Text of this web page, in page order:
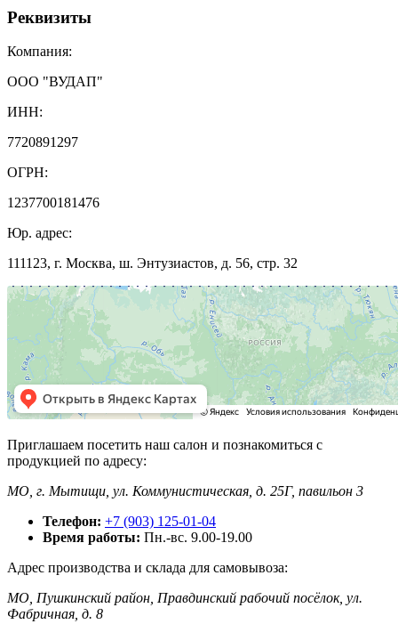
Реквизиты
Компания:
ООО "ВУДАП"
ИНН:
7720891297
ОГРН:
1237700181476
Юр. адрес:
111123, г. Москва, ш. Энтузиастов, д. 56, стр. 32
Приглашаем посетить наш салон и познакомиться с
продукцией по адресу:
МО, г. Мытищи, ул. Коммунистическая, д. 25Г, павильон 3
Телефон: +7 (903) 125-01-04
Время работы: Пн.-вс. 9.00-19.00
Адрес производства и склада для самовывоза:
МО, Пушкинский район, Правдинский рабочий посёлок, ул.
Фабричная, д. 8